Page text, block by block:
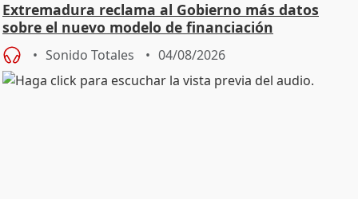
Extremadura reclama al Gobierno más datos
sobre el nuevo modelo de financiación
Sonido Totales 04/08/2026